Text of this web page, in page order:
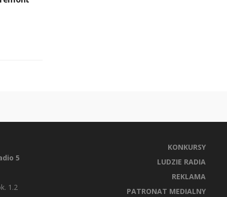
5
1.2
KONKURSY
LUDZIE RADIA
REKLAMA
PATRONAT MEDIALNY